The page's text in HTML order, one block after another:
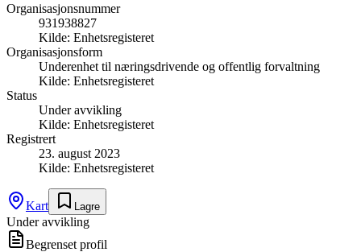
Organisasjonsnummer
931938827
Kilde: Enhetsregisteret
Organisasjonsform
Underenhet til næringsdrivende og offentlig forvaltning
Kilde: Enhetsregisteret
Status
Under avvikling
Kilde: Enhetsregisteret
Registrert
23. august 2023
Kilde: Enhetsregisteret
Kart Lagre
Under avvikling
Begrenset profil